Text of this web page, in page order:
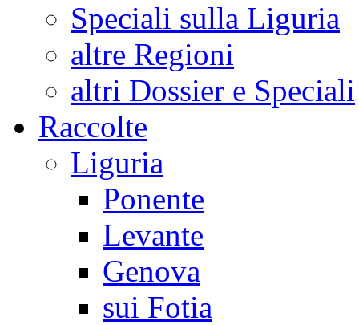
Speciali sulla Liguria
altre Regioni
altri Dossier e Speciali
Raccolte
Liguria
Ponente
Levante
Genova
sui Fotia